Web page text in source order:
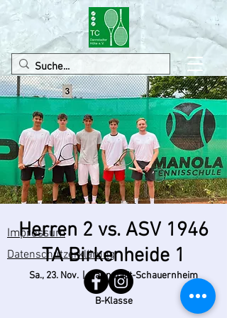
Herren 2 vs. ASV 1946
TA Birkenheide 1
Sa., 23. Nov.
  |
Dannstadt-Schauernheim
B-Klasse
Impressum
Datenschutzerklärung